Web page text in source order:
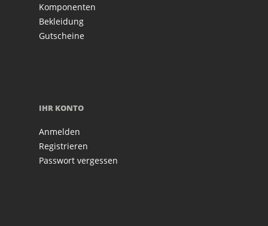
Komponenten
Bekleidung
Gutscheine
IHR KONTO
Anmelden
Registrieren
Passwort vergessen